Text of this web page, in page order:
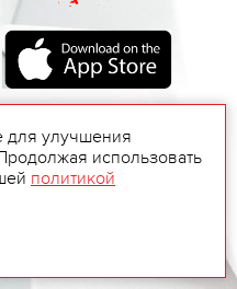
для улучшения
использовать
политикой